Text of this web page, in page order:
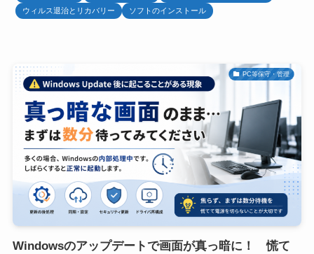
ウィルス退治とリカバリー
ソフトのインストール
PC等保守・管理
Windowsのアップデートで画面が真っ暗に！ 慌て